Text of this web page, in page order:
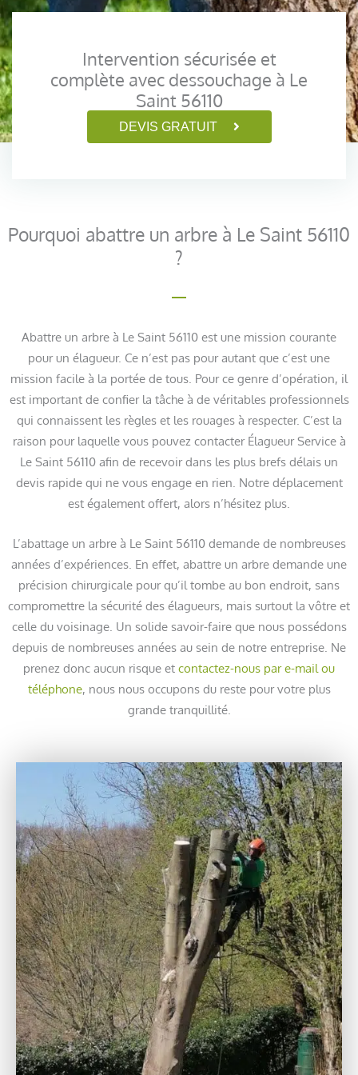
Intervention sécurisée et
complète avec dessouchage à Le
Saint 56110
DEVIS GRATUIT
Pourquoi abattre un arbre à Le Saint 56110
?
Abattre un arbre à Le Saint 56110 est une mission courante
pour un élagueur. Ce n’est pas pour autant que c’est une
mission facile à la portée de tous. Pour ce genre d’opération, il
est important de confier la tâche à de véritables professionnels
qui connaissent les règles et les rouages à respecter. C’est la
raison pour laquelle vous pouvez contacter Élagueur Service à
Le Saint 56110 afin de recevoir dans les plus brefs délais un
devis rapide qui ne vous engage en rien. Notre déplacement
est également offert, alors n’hésitez plus.
L’abattage un arbre à Le Saint 56110 demande de nombreuses
années d’expériences. En effet, abattre un arbre demande une
précision chirurgicale pour qu’il tombe au bon endroit, sans
compromettre la sécurité des élagueurs, mais surtout la vôtre et
celle du voisinage. Un solide savoir-faire que nous possédons
depuis de nombreuses années au sein de notre entreprise. Ne
prenez donc aucun risque et contactez-nous par e-mail ou
téléphone, nous nous occupons du reste pour votre plus
grande tranquillité.